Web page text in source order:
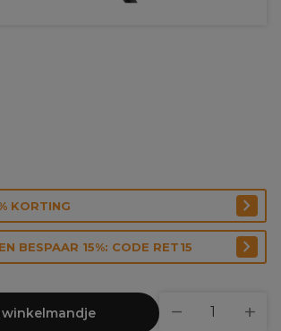
KORTING
BESPAAR 15%: CODE RET15
winkelmandje